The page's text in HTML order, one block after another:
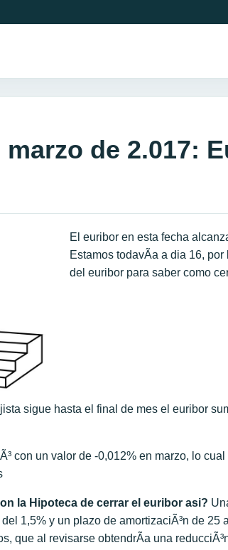
de 2.017:
El euribor en esta fecha
Estamos todavÃ­a a dia 16,
del euribor para saber como
sigue hasta el final de mes el euribor
con un valor de -0,012% en marzo, lo
la Hipoteca de cerrar el euribor asi?
1,5% y un plazo de amortizaciÃ³n de 25
que al revisarse obtendrÃ­a una